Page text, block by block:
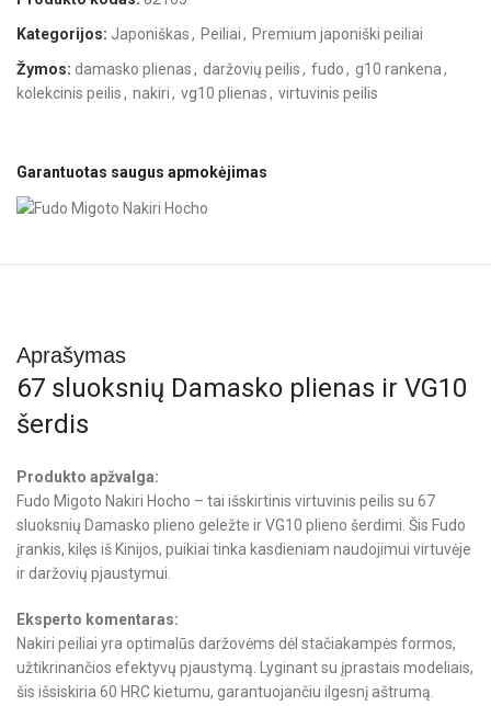
Kategorijos: Japoniškas, Peiliai, Premium japoniški peiliai
Žymos: damasko plienas, daržovių peilis, fudo, g10 rankena,
kolekcinis peilis, nakiri, vg10 plienas, virtuvinis peilis
Garantuotas saugus apmokėjimas
Aprašymas
67 sluoksnių Damasko plienas ir VG10
šerdis
Produkto apžvalga:
Fudo Migoto Nakiri Hocho – tai išskirtinis virtuvinis peilis su 67
sluoksnių Damasko plieno geležte ir VG10 plieno šerdimi. Šis Fudo
įrankis, kilęs iš Kinijos, puikiai tinka kasdieniam naudojimui virtuvėje
ir daržovių pjaustymui.
Eksperto komentaras:
Nakiri peiliai yra optimalūs daržovėms dėl stačiakampės formos,
užtikrinančios efektyvų pjaustymą. Lyginant su įprastais modeliais,
šis išsiskiria 60 HRC kietumu, garantuojančiu ilgesnį aštrumą.